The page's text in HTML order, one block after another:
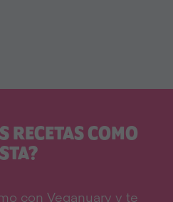
RECETAS COMO
con Veganuary y te